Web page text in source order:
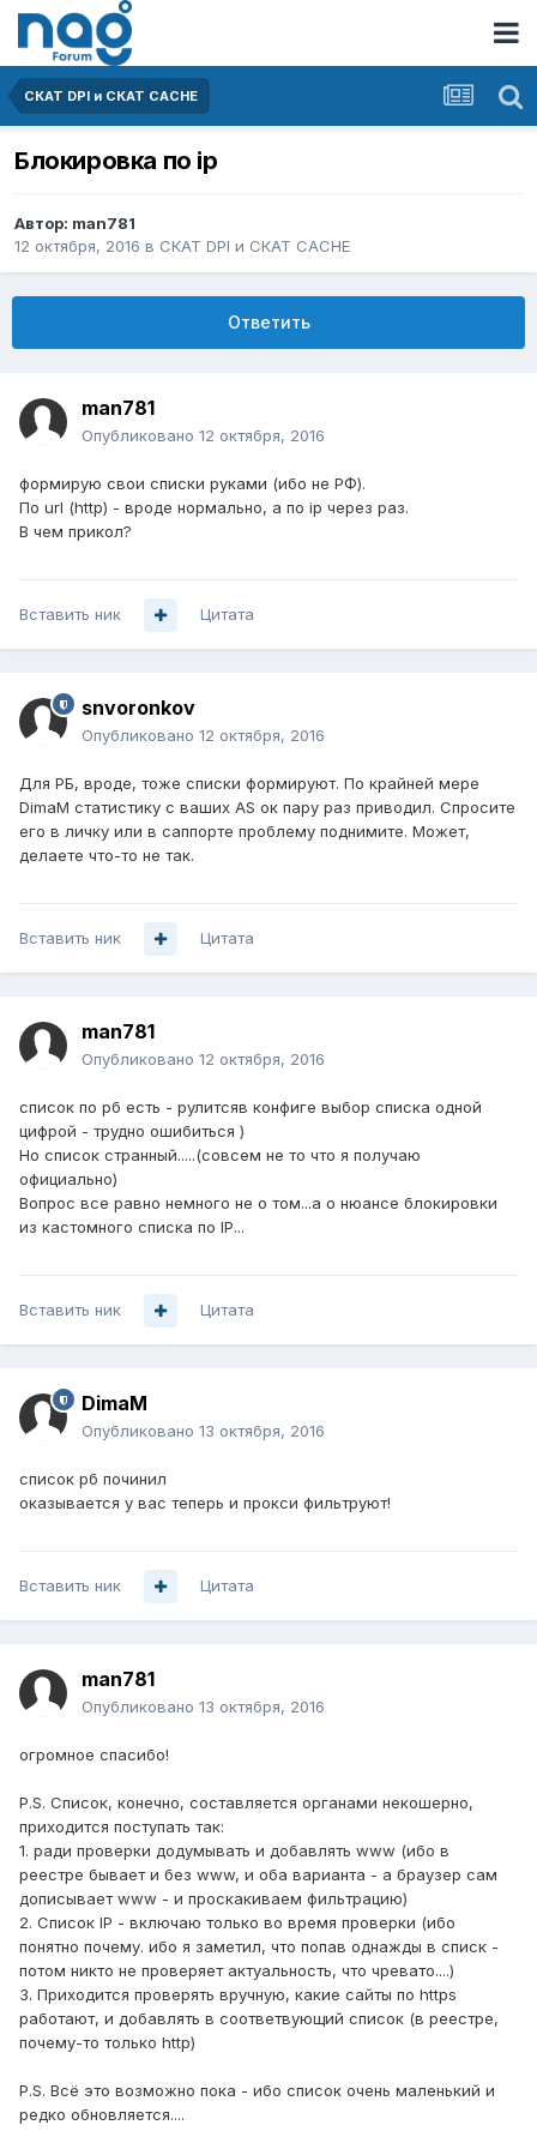
СКАТ DPI и СКАТ CACHE
Блокировка по ip
Автор: man781
12 октября, 2016 в СКАТ DPI и СКАТ CACHE
Ответить
man781
Опубликовано 12 октября, 2016
формирую свои списки руками (ибо не РФ).
По url (http) - вроде нормально, а по ip через раз.
В чем прикол?
Вставить ник Цитата
snvoronkov
Опубликовано 12 октября, 2016
Для РБ, вроде, тоже списки формируют. По крайней мере
DimaM статистику с ваших AS ок пару раз приводил. Спросите
его в личку или в саппорте проблему поднимите. Может,
делаете что-то не так.
Вставить ник Цитата
man781
Опубликовано 12 октября, 2016
список по рб есть - рулитсяв конфиге выбор списка одной
цифрой - трудно ошибиться )
Но список странный.....(совсем не то что я получаю
официально)
Вопрос все равно немного не о том...а о нюансе блокировки
из кастомного списка по IP...
Вставить ник Цитата
DimaM
Опубликовано 13 октября, 2016
список рб починил
оказывается у вас теперь и прокси фильтруют!
Вставить ник Цитата
man781
Опубликовано 13 октября, 2016
огромное спасибо!
P.S. Список, конечно, составляется органами некошерно,
приходится поступать так:
1. ради проверки додумывать и добавлять www (ибо в
реестре бывает и без www, и оба варианта - а браузер сам
дописывает www - и проскакиваем фильтрацию)
2. Список IP - включаю только во время проверки (ибо
понятно почему. ибо я заметил, что попав однажды в списк -
потом никто не проверяет актуальность, что чревато....)
3. Приходится проверять вручную, какие сайты по https
работают, и добавлять в соответвующий список (в реестре,
почему-то только http)
P.S. Всё это возможно пока - ибо список очень маленький и
редко обновляется....